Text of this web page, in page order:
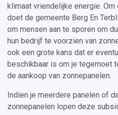
klimaat vriendelijke energie.
doet de gemeente Berg En
om mensen aan te sporen om
hun bedrijf te voorzien van
ook een grote kans dat er
beschikbaar is om je tegemoet
de aankoop van zonnepanelen.
Indien je meerdere panelen of
zonnepanelen lopen deze